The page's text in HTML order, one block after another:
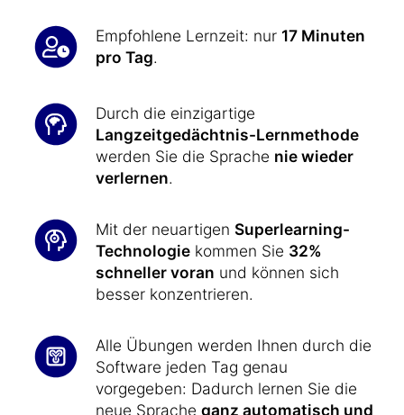
Empfohlene Lernzeit: nur 17 Minuten
pro Tag.
Durch die einzigartige
Langzeitgedächtnis-Lernmethode
werden Sie die Sprache nie wieder
verlernen.
Mit der neuartigen Superlearning-
Technologie kommen Sie 32%
schneller voran und können sich
besser konzentrieren.
Alle Übungen werden Ihnen durch die
Software jeden Tag genau
vorgegeben: Dadurch lernen Sie die
neue Sprache ganz automatisch und